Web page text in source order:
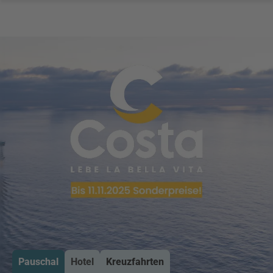
Pauschal Hotel Kreuzfahrten